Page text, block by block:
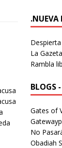
.NUEVA
La
Rambla
BLOGS
Gates of
No
Obadiah